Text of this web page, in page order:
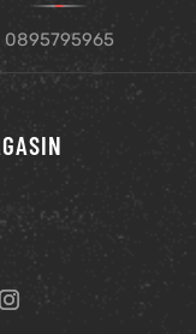
0895795965